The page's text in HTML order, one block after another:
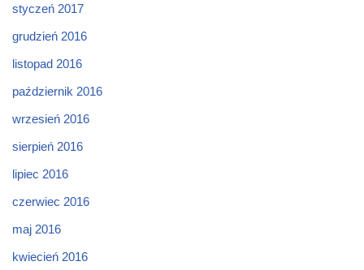
styczeń 2017
grudzień 2016
listopad 2016
październik 2016
wrzesień 2016
sierpień 2016
lipiec 2016
czerwiec 2016
maj 2016
kwiecień 2016